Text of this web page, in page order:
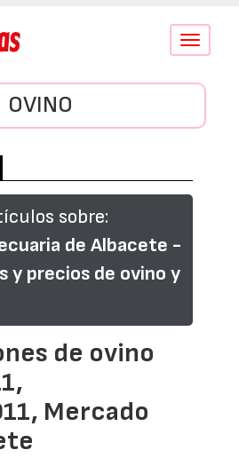
Conmutar
OVINO
sobre:
de Albacete -
y precios de ovino y
de ovino
Mercado